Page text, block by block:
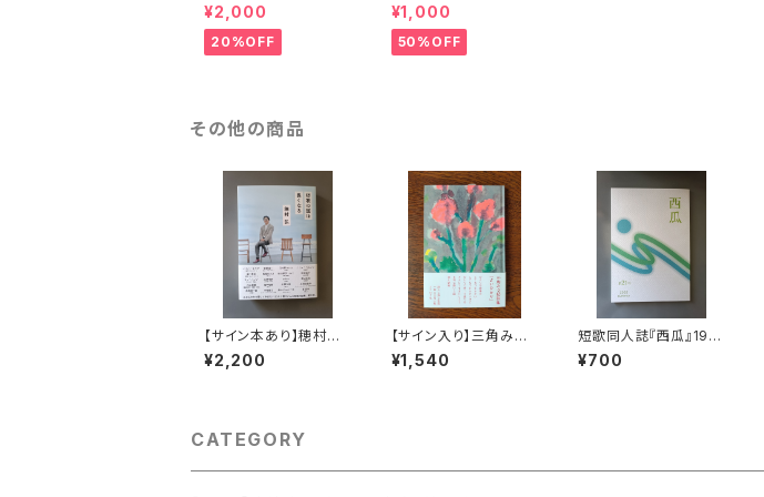
グ・チルドレン（Tanka
T-shirt）
¥2,000
20%OFF
ラプチの１２ヶ月」
¥1,000
50%OFF
その他の商品
【サイン本あり】穂村弘
『短歌の話は長くなる』
¥2,200
【サイン入り】三角みづ
紀『よいひかり』
¥1,540
短歌同人誌『西瓜』19
号〜
¥700
CATEGORY